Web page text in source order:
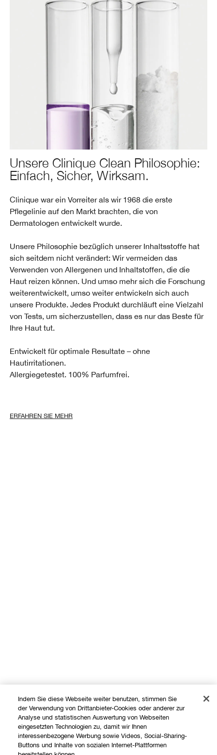
Shoppen
Angebote
Indem Sie diese Webseite weiter benutzen, stimmen Sie
der Verwendung von Drittanbieter-Cookies oder anderer zur
Analyse und statistischen Auswertung von Webseiten
eingesetzten Technologien zu, damit wir Ihnen
interessenbezogene Werbung sowie Videos, Social-Sharing-
Buttons und Inhalte von sozialen Internet-Plattformen